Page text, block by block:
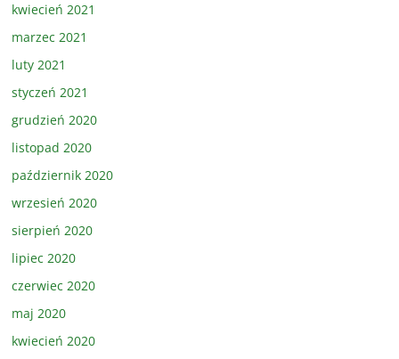
kwiecień 2021
marzec 2021
luty 2021
styczeń 2021
grudzień 2020
listopad 2020
październik 2020
wrzesień 2020
sierpień 2020
lipiec 2020
czerwiec 2020
maj 2020
kwiecień 2020